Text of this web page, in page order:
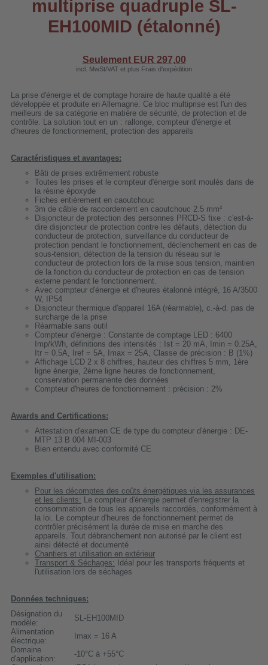
multiprise quadruple SL-
EH100MID (étalonné)
Seulement EUR 297,00
incl. MwSt/VAT et plus Frais d'expédition
La prise d'énergie et de comptage horaire de haute qualité a été
développée et produite en Allemagne. Ce bloc multiprise est l'un des
meilleurs de sa catégorie en matière de sécurité, de protection et de
contrôle. La solution tout en un : rallonge, compteur d'énergie et
d'heures de fonctionnement, protection des appareils
Caractéristiques et avantages:
Bâti de prises extrêmement robuste
Toutes les prises et le compteur d'énergie sont moulés dans de
la résine époxyde
Fiches entièrement en caoutchouc
3m de câble de raccordement en caoutchouc 2.5 mm²
Disjoncteur de protection des personnes PRCD-S fixe : c'est-à-
dire disjoncteur de protection contre les défauts, détection du
conducteur de protection, surveillance du conducteur de
protection pendant le fonctionnement, déclenchement en cas de
sous-tension, détection de la tension du réseau sur le
conducteur de protection lors de la mise sous tension, maintien
de la fonction du conducteur de protection en cas de tension
externe pendant le fonctionnement.
Avec compteur d'énergie et d'heures étalonné intégré, 16 A/3500
W, IP54
Disjoncteur thermique d'appareil 16A (réarmable), c.-à-d. pas de
surcharge de la prise
Réarmable sans outil
Compteur d'énergie : Constante de comptage LED : 6400
Imp/kWh, définitions des intensités : Ist = 20 mA, Imin = 0.25A,
Itr = 0.5A, Iref = 5A, Imax = 25A, Classe de précision : B (1%)
Affichage LCD 2 x 8 chiffres, hauteur des chiffres 5 mm, 1ère
ligne énergie, 2ème ligne heures de fonctionnement,
conservation permanente des données
Compteur d'heures de fonctionnement : précision : 2%
Awards and Certifications:
Attestation d'examen CE de type du compteur d'énergie : DE-
MTP 13 B 004 MI-003
Bien entendu avec conformité CE
Exemples d'utilisation:
Pour les décomptes des coûts énergétiques via les assurances
et les clients: Le compteur d'énergie permet d'enregistrer la
consommation de tous les appareils raccordés, conformément à
la loi. Le compteur d'heures de fonctionnement permet de
contrôler précisément la durée de mise en marche des
appareils. Tout débranchement non autorisé par le client est
ainsi détecté et documenté
Chantiers et utilisation en extérieur
Transport & Séchages: Idéal pour les transports fréquents et
l'utilisation lors de séchages
Données techniques:
Désignation du
modèle:
SL-EH100MID
Alimentation
électrique:
Imax = 16 A
Domaine
d'application:
-10°C à +55°C